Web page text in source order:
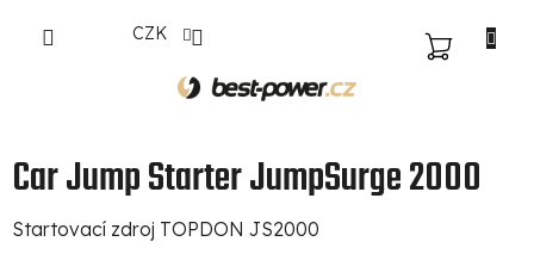
CZK
NÁKUPNÍ
Car Jump Starter JumpSurge 2000
Startovací zdroj TOPDON JS2000